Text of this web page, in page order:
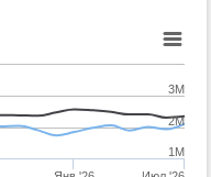
2M
3M
1M